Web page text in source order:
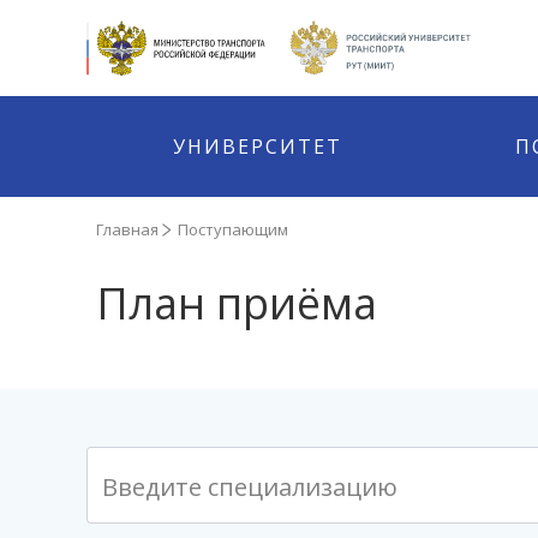
УНИВЕРСИТЕТ
Главная Поступающим
План приёма